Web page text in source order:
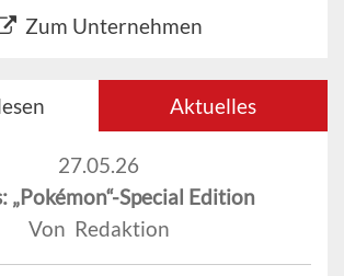
Zum Unternehmen
Aktuelles
27.05.26
„Pokémon“-Special Edition
Von Redaktion